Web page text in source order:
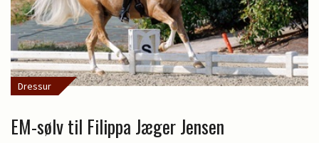
Dressur
EM-sølv til Filippa Jæger Jensen